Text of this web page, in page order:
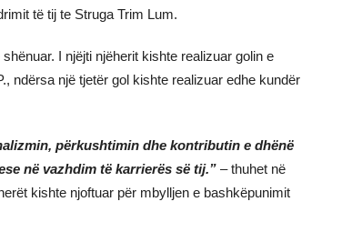
të tij te Struga Trim Lum.
I njëjti njëherit kishte realizuar golin e
ndërsa një tjetër gol kishte realizuar edhe kundër
përkushtimin dhe kontributin e dhënë
në vazhdim të karrierës së tij.” – thuhet në
kishte njoftuar për mbylljen e bashkëpunimit